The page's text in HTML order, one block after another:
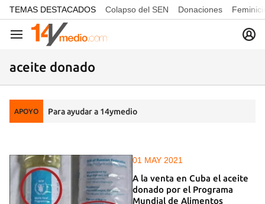
common.go-to-content
TEMAS DESTACADOS Colapso del SEN Donaciones
Navegación
aceite donado
APOYO Para ayudar a 14ymedio
01 MAY 2021
A la venta en Cuba el aceite
donado por el Programa
Mundial de Alimentos